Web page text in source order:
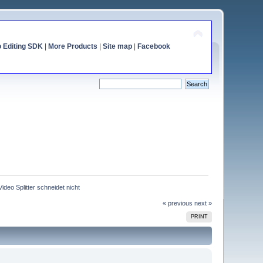
Editing SDK| More Products Site map| Facebook
Splitter schneidet nicht
« previous next »
PRINT